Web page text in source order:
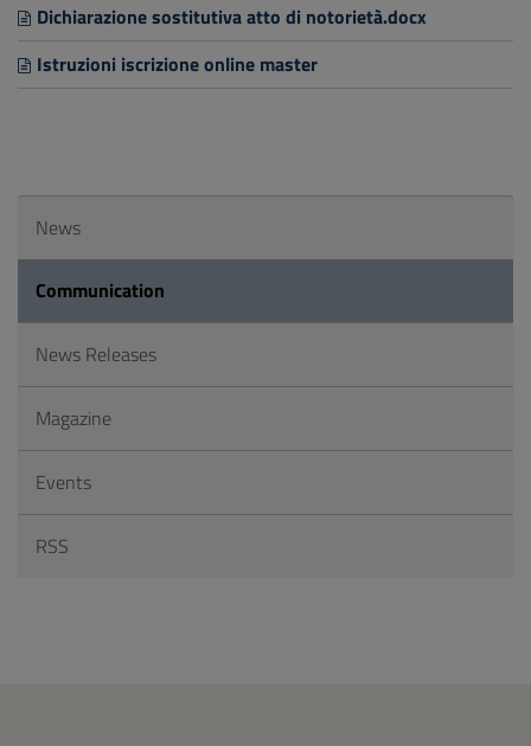
Dichiarazione sostitutiva atto di notorietà.docx
Istruzioni iscrizione online master
News
Communication
News Releases
Magazine
Events
RSS